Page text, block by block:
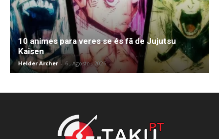
10 animes para veres se és fã de Jujutsu
Kaisen
Helder Archer - 6 , Agosto , 2026